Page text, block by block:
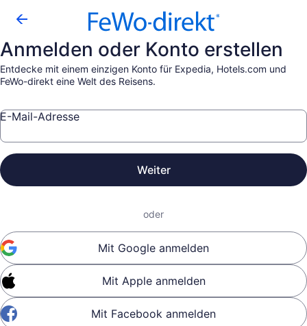
Anmelden oder Konto erstellen
Entdecke mit einem einzigen Konto für Expedia, Hotels.com und
FeWo-direkt eine Welt des Reisens.
E-Mail-Adresse
Weiter
oder
Mit Google anmelden
Mit Apple anmelden
Mit Facebook anmelden